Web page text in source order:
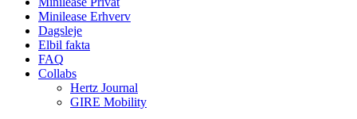
Minilease Erhverv
Dagsleje
Elbil fakta
FAQ
Collabs
Hertz Journal
GIRE Mobility